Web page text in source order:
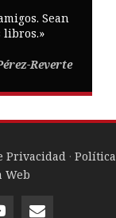
Sean
libros.»
Reverte
Privacidad · Política
Web